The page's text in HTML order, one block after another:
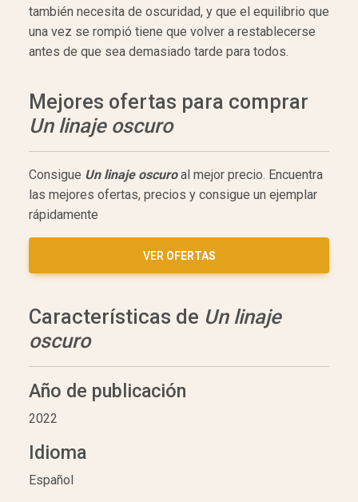
también necesita de oscuridad, y que el equilibrio que
una vez se rompió tiene que volver a restablecerse
antes de que sea demasiado tarde para todos.
Mejores ofertas para comprar
Un linaje oscuro
Consigue Un linaje oscuroal mejor precio. Encuentra
las mejores ofertas, precios y consigue un ejemplar
rápidamente
VER OFERTAS
Características de Un linaje
oscuro
Año de publicación
2022
Idioma
Español